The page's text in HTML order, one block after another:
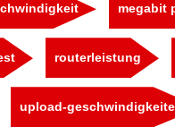
megabit
routerleistung
upload-